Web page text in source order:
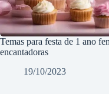
Temas para festa de 1 ano
encantadoras
19/10/2023